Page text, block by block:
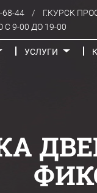
68-44 /
Г.КУРСК
9-00 ДО 19-00
УСЛУГИ